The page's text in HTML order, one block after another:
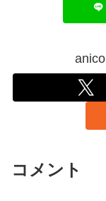
コメント